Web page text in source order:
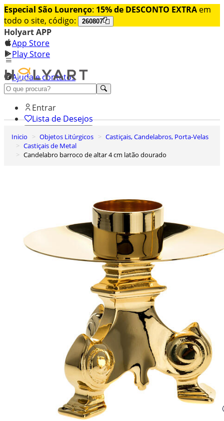
Especial São Lourenço: 15% de DESCONTO EXTRA em
todo o site, código:
260807
Holyart APP
App Store
Play Store
Ajuda e contatos
Conheça premium
Entrar
Lista de Desejos
0
Carrinho de Compras
Inicio Objetos Litúrgicos
Castiçais, Candelabros, Porta-Velas
Castiçais de Metal
Candelabro barroco de altar 4 cm latão dourado